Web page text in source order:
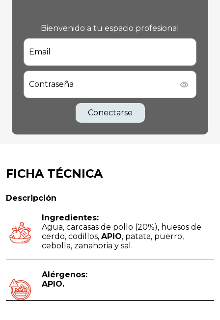
Bienvenido a tu espacio profesional
Email
Contraseña
Conectarse
FICHA TÉCNICA
Descripción
Ingredientes:
Agua, carcasas de pollo (20%), huesos de
cerdo, codillos,APIO, patata, puerro,
cebolla, zanahoria y sal.
Alérgenos:
APIO.